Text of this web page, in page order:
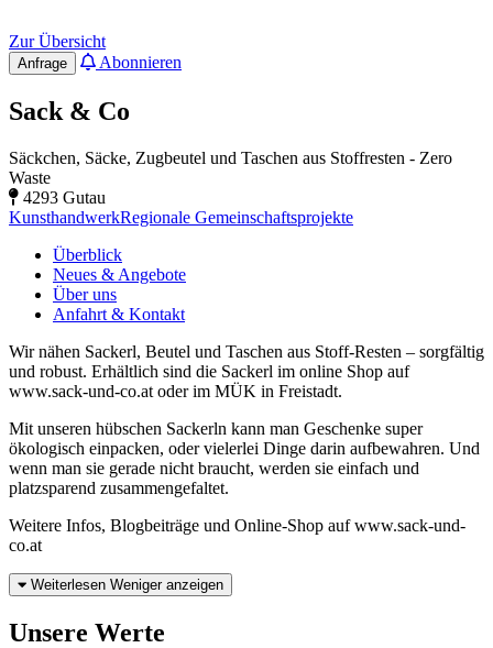
Zur Übersicht
Anfrage Abonnieren
Sack & Co
Säckchen, Säcke, Zugbeutel und Taschen aus Stoffresten - Zero
Waste
4293 Gutau
KunsthandwerkRegionale Gemeinschaftsprojekte
Überblick
Neues & Angebote
Über uns
Anfahrt & Kontakt
Wir nähen Sackerl, Beutel und Taschen aus Stoff-Resten – sorgfältig
und robust. Erhältlich sind die Sackerl im online Shop auf
www.sack-und-co.at oder im MÜK in Freistadt.
Mit unseren hübschen Sackerln kann man Geschenke super
ökologisch einpacken, oder vielerlei Dinge darin aufbewahren. Und
wenn man sie gerade nicht braucht, werden sie einfach und
platzsparend zusammengefaltet.
Weitere Infos, Blogbeiträge und Online-Shop auf www.sack-und-
co.at
Weiterlesen Weniger anzeigen
Unsere Werte